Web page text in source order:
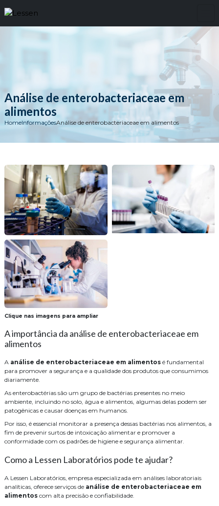
Análise de enterobacteriaceae em
alimentos
HomeInformaçõesAnálise de enterobacteriaceae em alimentos
Clique nas imagens para ampliar
A importância da análise de enterobacteriaceae em
alimentos
A análise de enterobacteriaceae em alimentos é fundamental
para promover a segurança e a qualidade dos produtos que consumimos
diariamente.
As enterobactérias são um grupo de bactérias presentes no meio
ambiente, incluindo no solo, água e alimentos, algumas delas podem ser
patogênicas e causar doenças em humanos.
Por isso, é essencial monitorar a presença dessas bactérias nos alimentos, a
fim de prevenir surtos de intoxicação alimentar e promover a
conformidade com os padrões de higiene e segurança alimentar.
Como a Lessen Laboratórios pode te ajudar?
A Lessen Laboratórios, empresa especializada em análises laboratoriais
analíticas, oferece serviços de análise de enterobacteriaceae em
alimentos com alta precisão e confiabilidade.